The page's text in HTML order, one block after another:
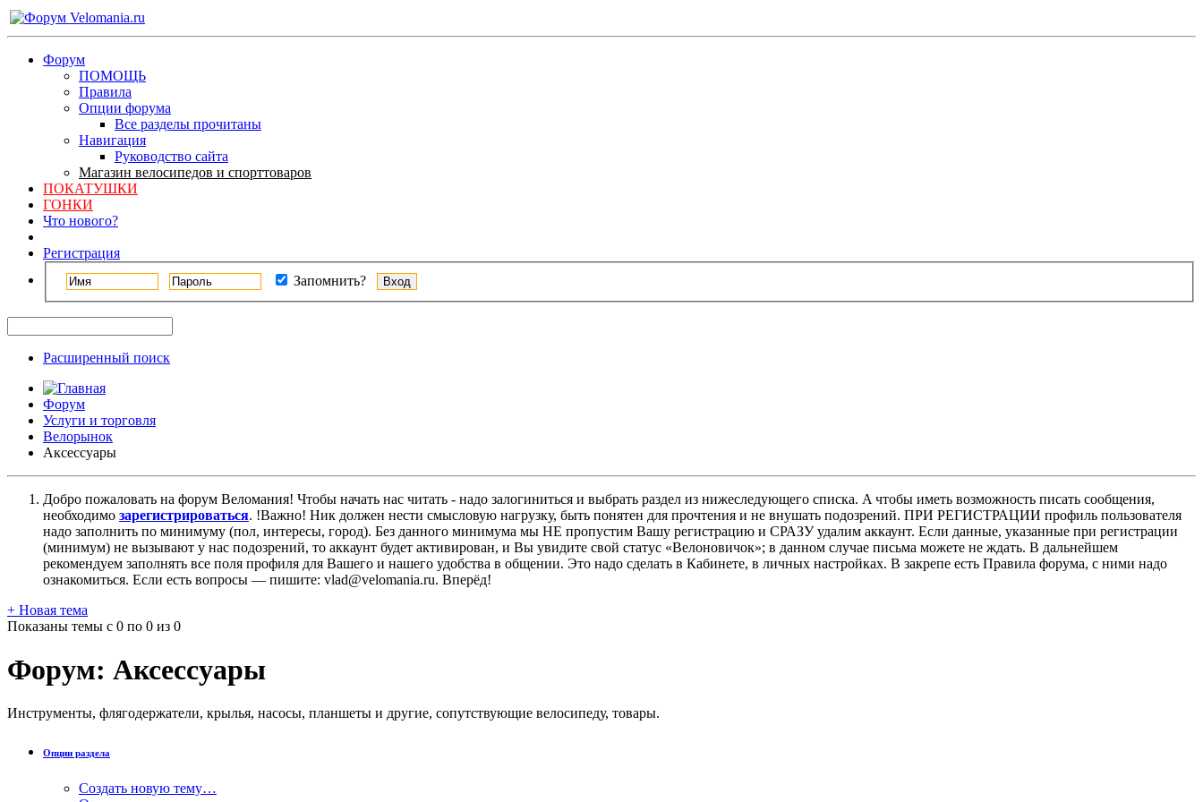
Форум
ПОМОЩЬ
Правила
Опции форума
Все разделы прочитаны
Навигация
Руководство сайта
Магазин велосипедов и спорттоваров
ПОКАТУШКИ
ГОНКИ
Что нового?
Регистрация
Запомнить?
Расширенный поиск
Форум
Услуги и торговля
Велорынок
Aксессуары
Добро пожаловать на форум Веломания! Чтобы начать нас читать - надо залогиниться и выбрать раздел из нижеследующего списка. A чтобы иметь возможность писать сообщения,
необходимо зарегистрироваться. !Важно! Ник должен нести смысловую нагрузку, быть понятен для прочтения и не внушать подозрений. ПРИ РЕГИСТРАЦИИ профиль пользователя
надо заполнить по минимуму (пол, интересы, город). Без данного минимума мы НЕ пропустим Вашу регистрацию и СРАЗУ удалим аккаунт. Если данные, указанные при регистрации
(минимум) не вызывают у нас подозрений, то аккаунт будет активирован, и Вы увидите свой статус «Велоновичок»; в данном случае письма можете не ждать. В дальнейшем
рекомендуем заполнять все поля профиля для Вашего и нашего удобства в общении. Это надо сделать в Кабинете, в личных настройках. В закрепе есть Правила форума, с ними надо
ознакомиться. Если есть вопросы — пишите: vlad@velomania.ru. Вперёд!
+ Новая тема
Показаны темы с 0 по 0 из 0
Форум: Aксессуары
Инструменты, флягодержатели, крылья, насосы, планшеты и другие, сопутствующие велосипеду, товары.
Опции раздела
Создать новую тему…